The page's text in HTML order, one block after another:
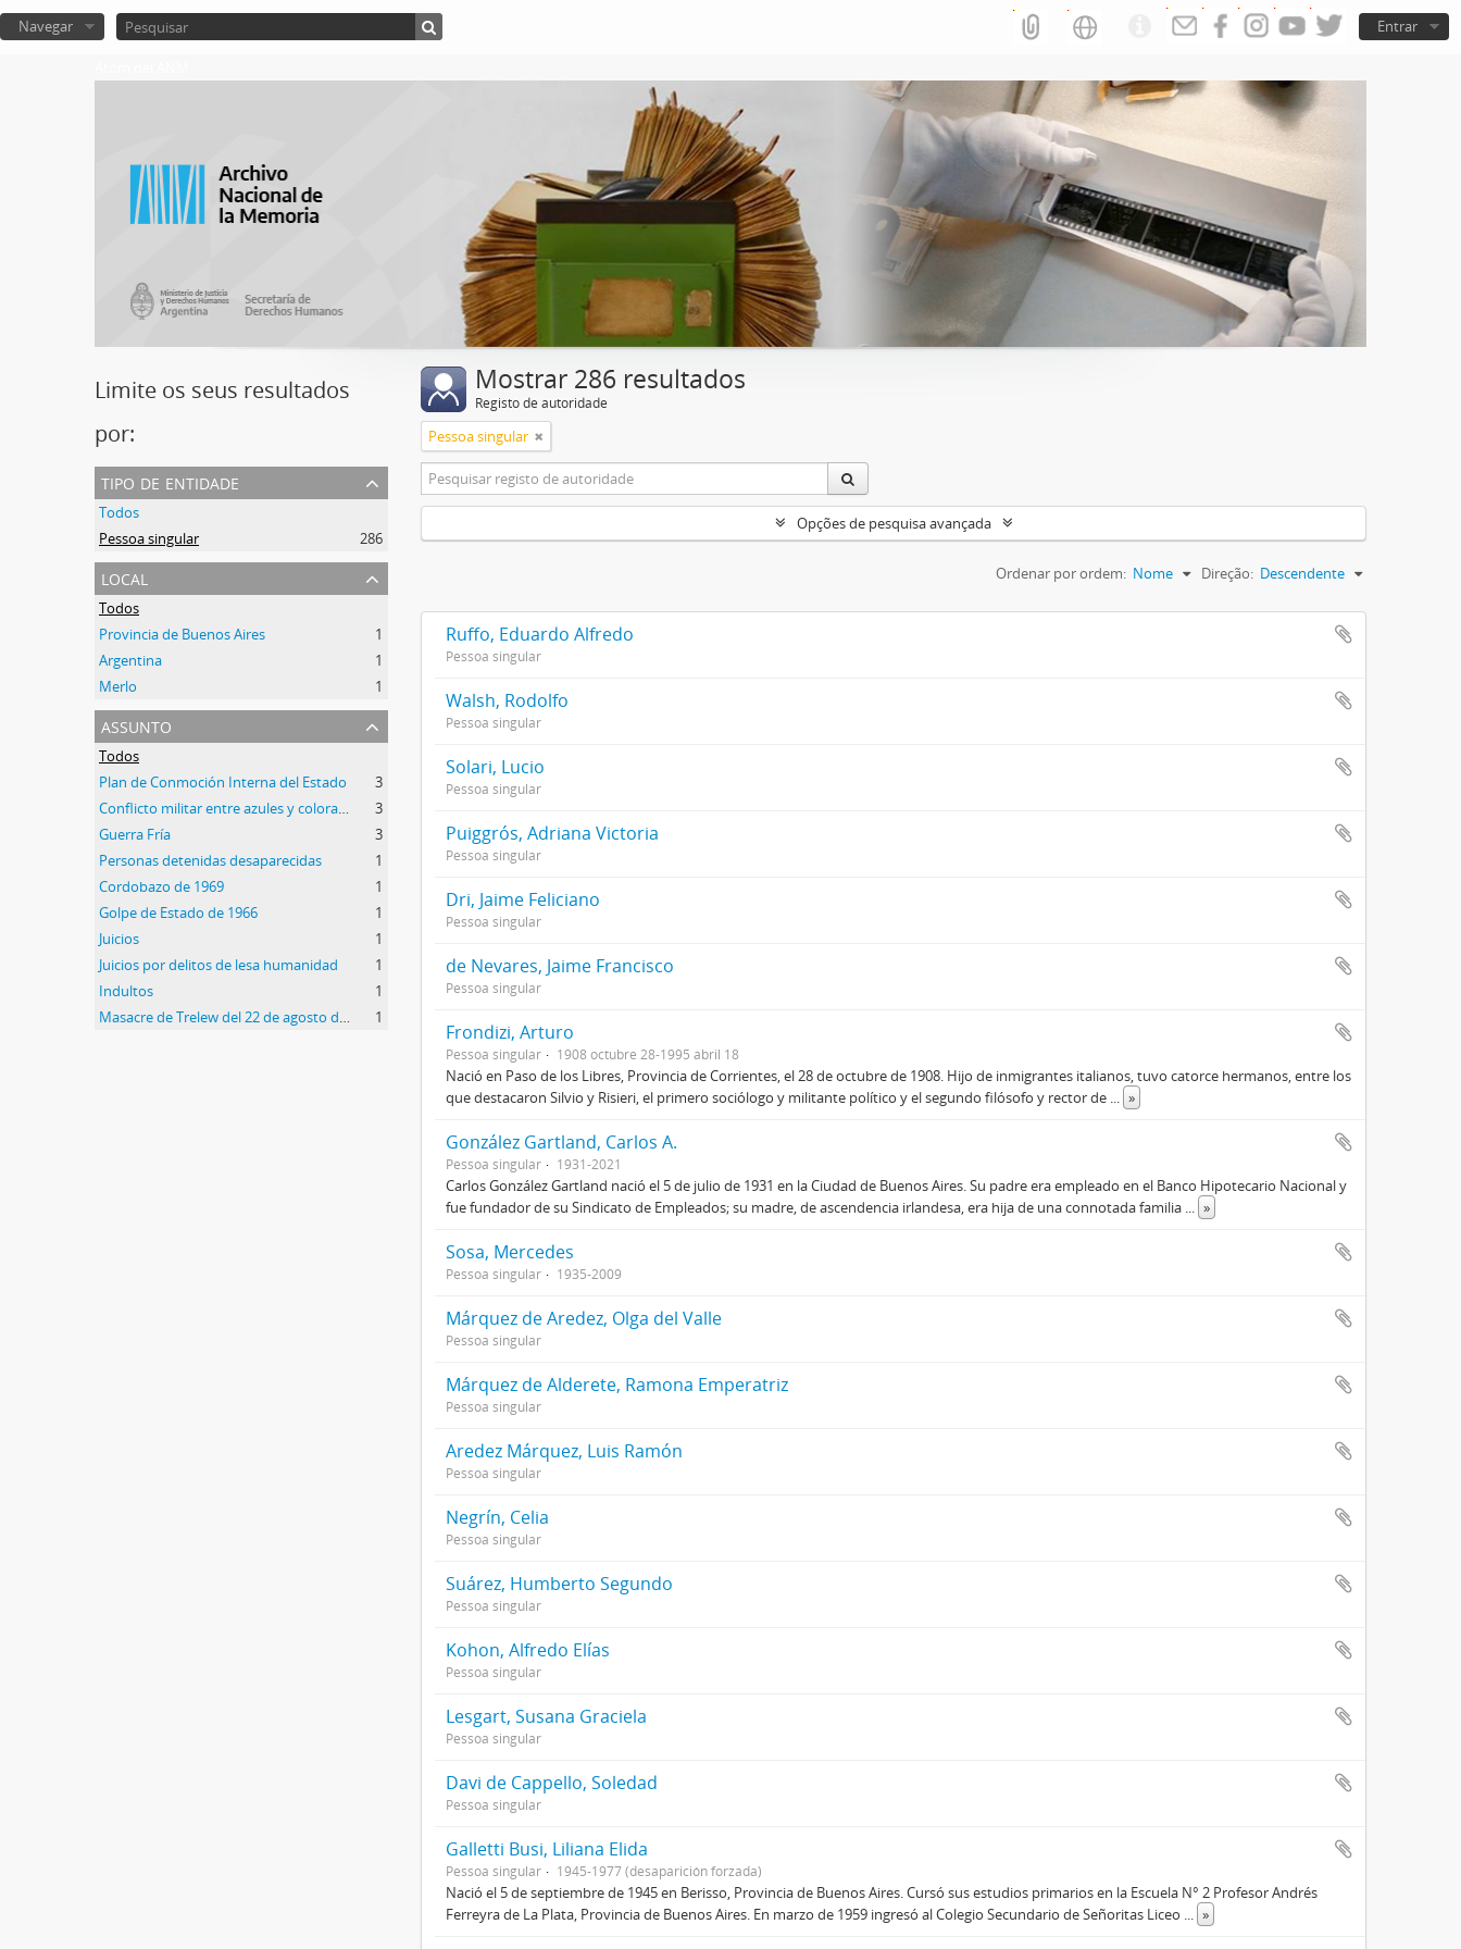
Entrar
Navegar
Limite os seus resultados
por:
tipo de entidade
Todos
Pessoa singular
286
local
Todos
Provincia de Buenos Aires
1
Argentina
1
Merlo
1
assunto
Todos
Plan de Conmoción Interna del Estado
3
3
Guerra Fría
3
Personas detenidas desaparecidas
1
Cordobazo de 1969
1
Golpe de Estado de 1966
1
Juicios
1
Juicios por delitos de lesa humanidad
1
Indultos
1
1
Mostrar 286 resultados
Registo de autoridade
Pessoa singular
Opções de pesquisa avançada
Ordenar por ordem: Nome Direção: Descendente
Ruffo, Eduardo Alfredo
Pessoa singular
Walsh, Rodolfo
Pessoa singular
Solari, Lucio
Pessoa singular
Puiggrós, Adriana Victoria
Pessoa singular
Dri, Jaime Feliciano
Pessoa singular
de Nevares, Jaime Francisco
Pessoa singular
Frondizi, Arturo
Pessoa singular 1908 octubre 28-1995 abril 18
Nació en Paso de los Libres, Provincia de Corrientes, el 28 de octubre de 1908. Hijo de inmigrantes italianos, tuvo catorce hermanos, entre los
que destacaron Silvio y Risieri, el primero sociólogo y militante político y el segundo filósofo y rector de
»
González Gartland, Carlos A.
Pessoa singular 1931-2021
Carlos González Gartland nació el 5 de julio de 1931 en la Ciudad de Buenos Aires. Su padre era empleado en el Banco Hipotecario Nacional y
fue fundador de su Sindicato de Empleados; su madre, de ascendencia irlandesa, era hija de una connotada familia
»
Sosa, Mercedes
Pessoa singular 1935-2009
Márquez de Aredez, Olga del Valle
Pessoa singular
Márquez de Alderete, Ramona Emperatriz
Pessoa singular
Aredez Márquez, Luis Ramón
Pessoa singular
Negrín, Celia
Pessoa singular
Suárez, Humberto Segundo
Pessoa singular
Kohon, Alfredo Elías
Pessoa singular
Lesgart, Susana Graciela
Pessoa singular
Davi de Cappello, Soledad
Pessoa singular
Galletti Busi, Liliana Elida
Pessoa singular 1945-1977 (desaparición forzada)
Nació el 5 de septiembre de 1945 en Berisso, Provincia de Buenos Aires. Cursó sus estudios primarios en la Escuela N° 2 Profesor Andrés
Ferreyra de La Plata, Provincia de Buenos Aires. En marzo de 1959 ingresó al Colegio Secundario de Señoritas Liceo
»